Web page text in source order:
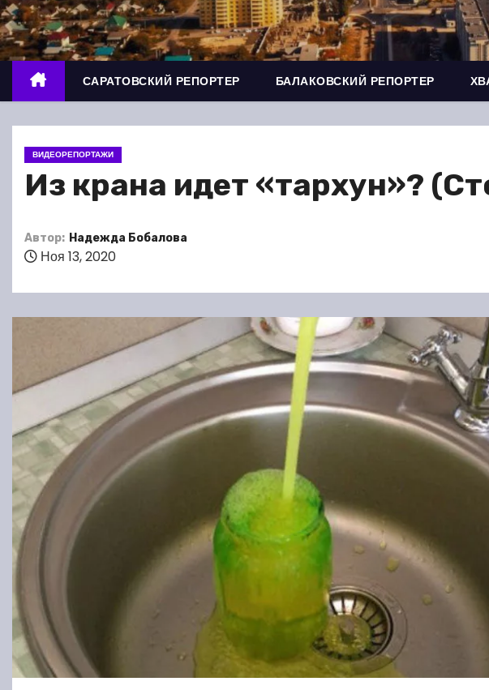
о
м
у
САРАТОВСКИЙ РЕПОРТЕР БАЛАКОВСКИЙ РЕПОРТЕР
ВИДЕОРЕПОРТАЖИ
Из крана идет «тархун»?
Автор: Надежда Бобалова
Ноя 13, 2020